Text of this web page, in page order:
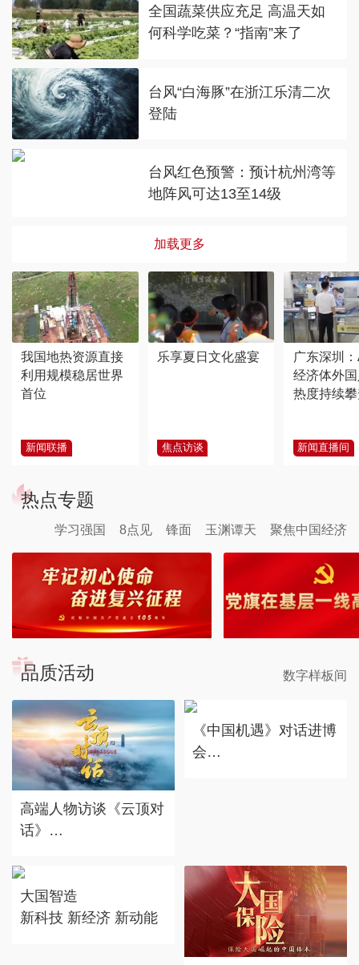
全国蔬菜供应充足 高温天如
何科学吃菜？“指南”来了
台风“白海豚”在浙江乐清二次
登陆
台风红色预警：预计杭州湾等
地阵风可达13至14级
加载更多
我国地热资源直接
利用规模稳居世界
首位
新闻联播
乐享夏日文化盛宴
焦点访谈
广东深圳
经济体外
热度持续
新闻直播间
热点专题
学习强国 8点见 锋面 玉渊谭天 聚焦中国经济
品质活动 数字样板间
高端人物访谈《云顶对
话》
考丰度
《中国机遇》对话进博
会
大国智造
新科技 新经济 新动能